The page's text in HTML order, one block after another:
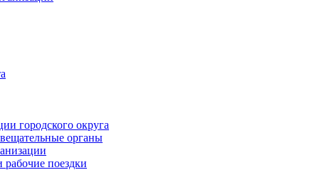
городского округа
органы
поездки